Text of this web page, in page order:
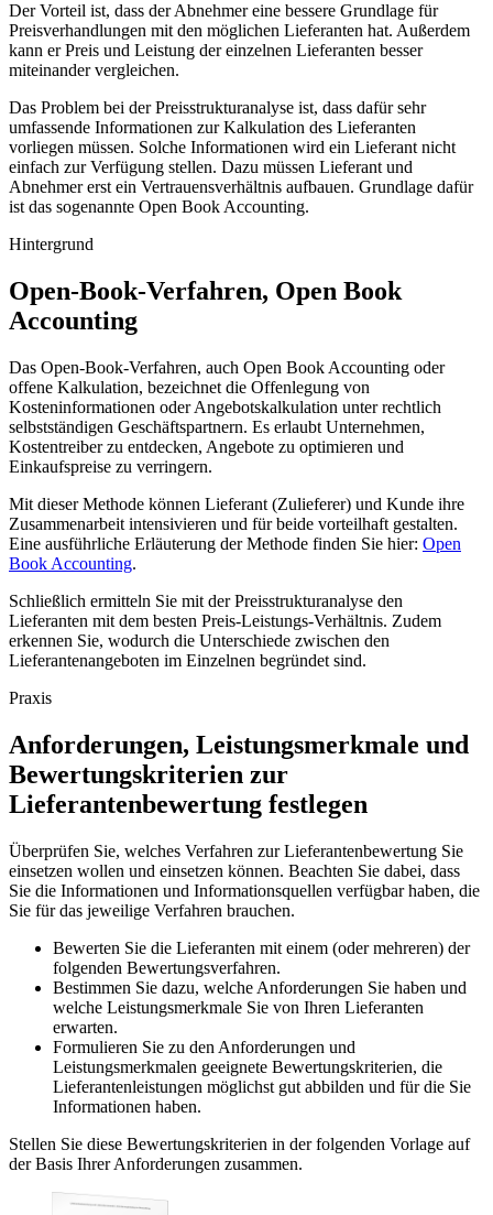
Der Vorteil ist, dass der Abnehmer eine bessere Grundlage für
Preisverhandlungen mit den möglichen Lieferanten hat. Außerdem
kann er Preis und Leistung der einzelnen Lieferanten besser
miteinander vergleichen.
Das Problem bei der Preisstrukturanalyse ist, dass dafür sehr
umfassende Informationen zur Kalkulation des Lieferanten
vorliegen müssen. Solche Informationen wird ein Lieferant nicht
einfach zur Verfügung stellen. Dazu müssen Lieferant und
Abnehmer erst ein Vertrauensverhältnis aufbauen. Grundlage dafür
ist das sogenannte Open Book Accounting.
Hintergrund
Open-Book-Verfahren, Open Book
Accounting
Das Open-Book-Verfahren, auch Open Book Accounting oder
offene Kalkulation, bezeichnet die Offenlegung von
Kosteninformationen oder Angebotskalkulation unter rechtlich
selbstständigen Geschäftspartnern. Es erlaubt Unternehmen,
Kostentreiber zu entdecken, Angebote zu optimieren und
Einkaufspreise zu verringern.
Mit dieser Methode können Lieferant (Zulieferer) und Kunde ihre
Zusammenarbeit intensivieren und für beide vorteilhaft gestalten.
Eine ausführliche Erläuterung der Methode finden Sie hier: Open
Book Accounting.
Schließlich ermitteln Sie mit der Preisstrukturanalyse den
Lieferanten mit dem besten Preis-Leistungs-Verhältnis. Zudem
erkennen Sie, wodurch die Unterschiede zwischen den
Lieferantenangeboten im Einzelnen begründet sind.
Praxis
Anforderungen, Leistungsmerkmale und
Bewertungskriterien zur
Lieferantenbewertung festlegen
Überprüfen Sie, welches Verfahren zur Lieferantenbewertung Sie
einsetzen wollen und einsetzen können. Beachten Sie dabei, dass
Sie die Informationen und Informationsquellen verfügbar haben, die
Sie für das jeweilige Verfahren brauchen.
Bewerten Sie die Lieferanten mit einem (oder mehreren) der
folgenden Bewertungsverfahren.
Bestimmen Sie dazu, welche Anforderungen Sie haben und
welche Leistungsmerkmale Sie von Ihren Lieferanten
erwarten.
Formulieren Sie zu den Anforderungen und
Leistungsmerkmalen geeignete Bewertungskriterien, die
Lieferantenleistungen möglichst gut abbilden und für die Sie
Informationen haben.
Stellen Sie diese Bewertungskriterien in der folgenden Vorlage auf
der Basis Ihrer Anforderungen zusammen.